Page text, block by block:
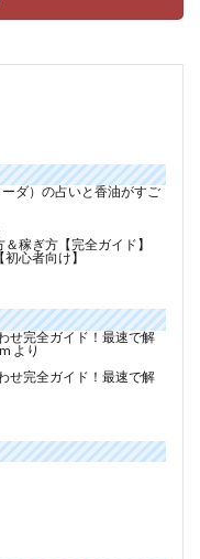
ダ）の占いと香油がすご
稼ぎ方【完全ガイド】
心者向け】
せ完全ガイド！最速で解
より
せ完全ガイド！最速で解